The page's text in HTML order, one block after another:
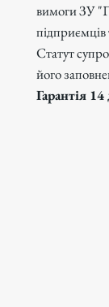
вимоги ЗУ
Статут
його
Гарантія